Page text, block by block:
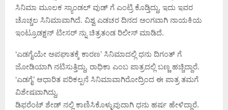
ಸಿನಿಮಾ ಮೂಲಕ ಸ್ಯಾಂಡಲ್ ವುಡ್ ಗೆ ಎಂಟ್ರಿ ಕೊಡ್ತಿದ್ದು, ಇದು ಇವರ
ಚೊಚ್ಚಲ ಸಿನಿಮಾವಾಗಿದೆ. ವಿಶ್ವ ಎಡಚರ ದಿನದ ಅಂಗವಾಗಿ ನಾಯಕಿಯ
ಇಂಟ್ರೂಡಕ್ಷನ್ ಟೀಸರ್ ನ್ನು ಚಿತ್ರತಂಡ ರಿಲೀಸ್ ಮಾಡಿದೆ.
‘ಎಡಗೈಯೇ ಅಪಘಾತಕ್ಕೆ ಕಾರಣ’ ಸಿನಿಮಾದಲ್ಲಿ ಧನು ದಿಗಂತ್ ಗೆ
ಜೋಡಿಯಾಗಿ ನಟಿಸುತ್ತಿದ್ದು, ರಾಧಿಕಾ ಎಂಬ ಪಾತ್ರದಲ್ಲಿ ಬಣ್ಣ ಹಚ್ಚಿದ್ದಾರೆ.
‘ಎಡಗೈ’ ಆಧಾರಿತ ಪರಿಕಲ್ಪನೆ ಸಿನಿಮಾವಾಗಿರೋದ್ರಿಂದ ಈ ಪಾತ್ರ ತಮಗೆ
ವಿಶೇಷವಾಗಿದ್ದು,
ಡಿಫರೆಂಟ್ ಶೇಡ್ ನಲ್ಲಿ ಕಾಣಿಸಿಕೊಳ್ಳುವುದಾಗಿ ಧನು ಹರ್ಷ ಹೇಳಿದ್ದಾರೆ.